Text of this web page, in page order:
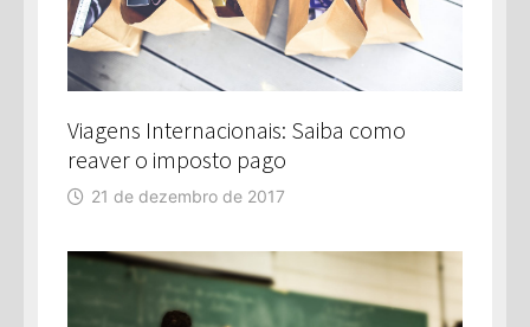
Viagens Internacionais: Saiba como
reaver o imposto pago
21 de dezembro de 2017